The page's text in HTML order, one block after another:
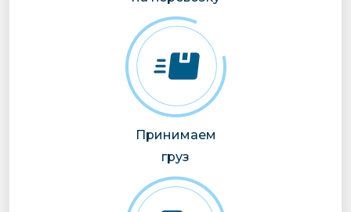
Принимаем
груз